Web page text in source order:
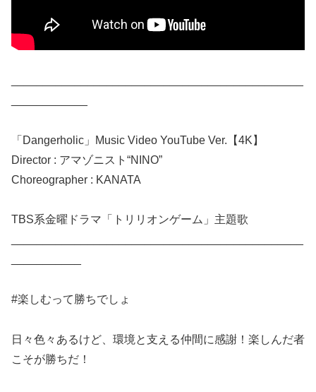
「Dangerholic」Music Video YouTube Ver.【4K】
Director : アマゾニスト“NINO”
Choreographer : KANATA
TBS系金曜ドラマ「トリリオンゲーム」主題歌
#楽しむって勝ちでしょ
日々色々あるけど、環境と支える仲間に感謝！楽しんだ者
こそが勝ちだ！